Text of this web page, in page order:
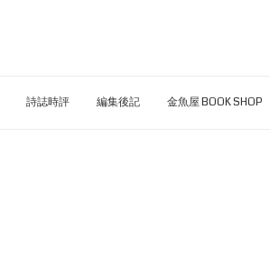
詩誌時評 編集後記 金魚屋 BOOK SHOP